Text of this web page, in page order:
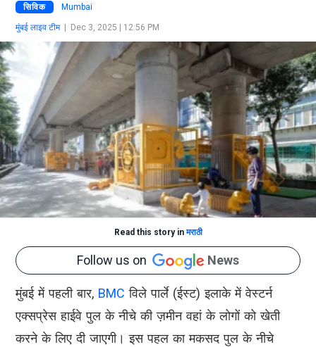
सिविक Mumbai
मुंबई लाइव टीम| Dec 3, 2025 | 12:56 PM
Read this story inमराठी
Follow us on News
मुंबई में पहली बार, BMC विले पार्ले (ईस्ट) इलाके में वेस्टर्न
एक्सप्रेस हाईवे पुल के नीचे की ज़मीन वहां के लोगों को खेती
करने के लिए दी जाएगी। इस पहल का मकसद पुल के नीचे